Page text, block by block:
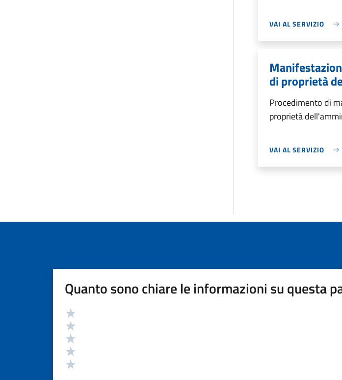
VAI AL SERVIZIO
di proprietà
Procedimento di
proprietà
VAI AL SERVIZIO
Quanto sono chiare le informazioni su questa
Valutazione